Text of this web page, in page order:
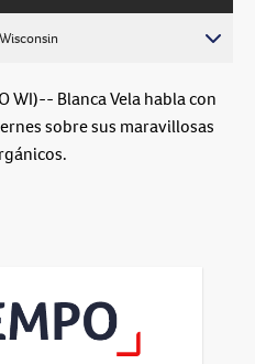
WI)-- Blanca Vela habla con
sobre sus maravillosas